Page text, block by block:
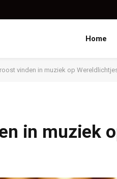
Home
vinden in muziek op
in muziek